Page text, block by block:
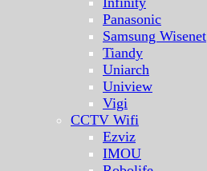
Panasonic
Samsung Wisenet
Tiandy
Uniarch
Uniview
Vigi
CCTV Wifi
Ezviz
IMOU